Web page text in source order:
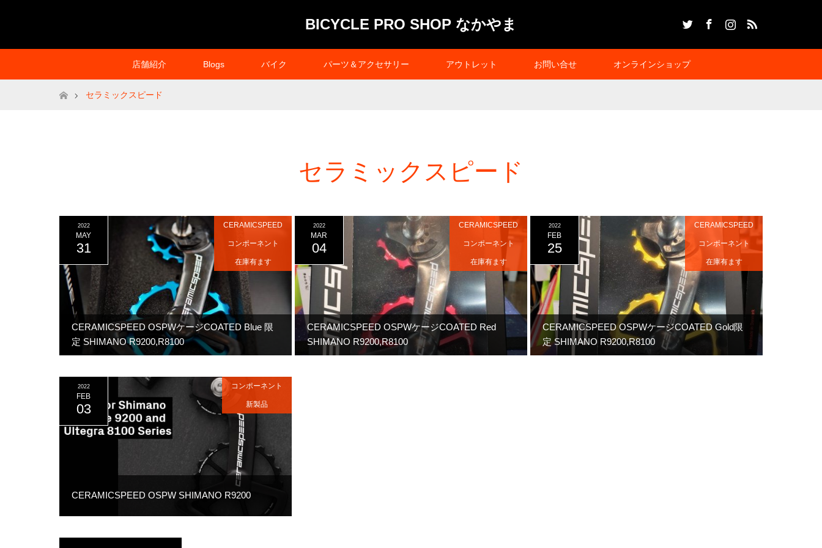
BICYCLE PRO SHOP なかやま
店舗紹介 Blogs バイク パーツ＆アクセサリー アウトレット お問い合せ オンラインショップ
ホームセラミックスピード
セラミックスピード
CERAMICSPEED OSPWケージCOATED Blue 限
定 SHIMANO R9200,R8100
2022
MAY
31
CERAMICSPEED
コンポーネント
在庫有ます
CERAMICSPEED OSPWケージCOATED Red
SHIMANO R9200,R8100
2022
MAR
04
CERAMICSPEED
コンポーネント
在庫有ます
CERAMICSPEED OSPWケージCOATED Gold限
定 SHIMANO R9200,R8100
2022
FEB
25
CERAMICSPEED
コンポーネント
在庫有ます
CERAMICSPEED OSPW SHIMANO R9200
2022
FEB
03
コンポーネント
新製品